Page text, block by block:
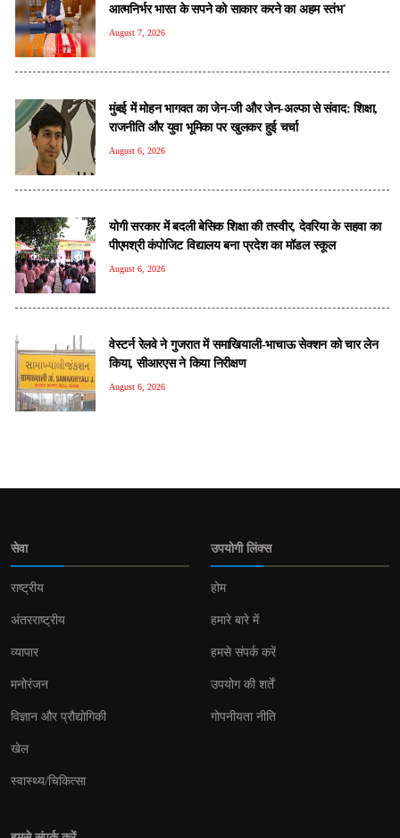
आत्मनिर्भर भारत के सपने को साकार करने का अहम स्तंभ'
August 7, 2026
मुंबई में मोहन भागवत का जेन-जी और जेन-अल्फा से संवाद: शिक्षा,
राजनीति और युवा भूमिका पर खुलकर हुई चर्चा
August 6, 2026
योगी सरकार में बदली बेसिक शिक्षा की तस्वीर, देवरिया के सहवा का
पीएमश्री कंपोजिट विद्यालय बना प्रदेश का मॉडल स्कूल
August 6, 2026
वेस्टर्न रेलवे ने गुजरात में समाखियाली-भाचाऊ सेक्शन को चार लेन
किया, सीआरएस ने किया निरीक्षण
August 6, 2026
सेवा
राष्ट्रीय
अंतरराष्ट्रीय
व्यापार
मनोरंजन
विज्ञान और प्रौद्योगिकी
खेल
स्वास्थ्य/चिकित्सा
उपयोगी लिंक्स
होम
हमारे बारे में
हमसे संपर्क करें
उपयोग की शर्तें
गोपनीयता नीति